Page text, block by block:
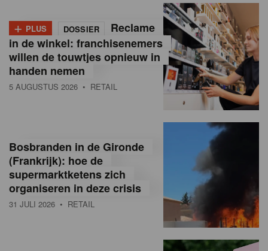
+ PLUS DOSSIER
Reclame
in de winkel: franchisenemers
willen de touwtjes opnieuw in
handen nemen
5 AUGUSTUS 2026 • RETAIL
Bosbranden in de Gironde
(Frankrijk): hoe de
supermarktketens zich
organiseren in deze crisis
31 JULI 2026 • RETAIL